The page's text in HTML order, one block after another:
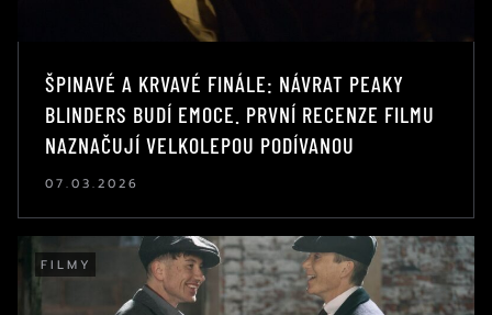
ŠPINAVÉ A KRVAVÉ FINÁLE: NÁVRAT PEAKY
BLINDERS BUDÍ EMOCE. PRVNÍ RECENZE FILMU
NAZNAČUJÍ VELKOLEPOU PODÍVANOU
07.03.2026
FILMY